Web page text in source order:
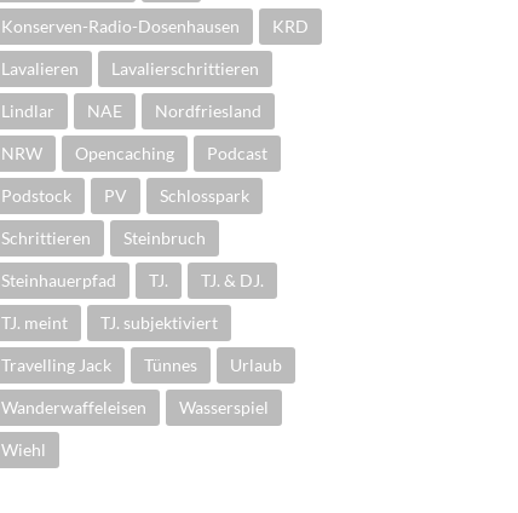
Konserven-Radio-Dosenhausen KRD
Lavalieren Lavalierschrittieren
Lindlar NAE Nordfriesland
NRW Opencaching Podcast
Podstock PV Schlosspark
Schrittieren Steinbruch
Steinhauerpfad TJ. TJ. & DJ.
TJ. meint TJ. subjektiviert
Travelling Jack Tünnes Urlaub
Wanderwaffeleisen Wasserspiel
Wiehl